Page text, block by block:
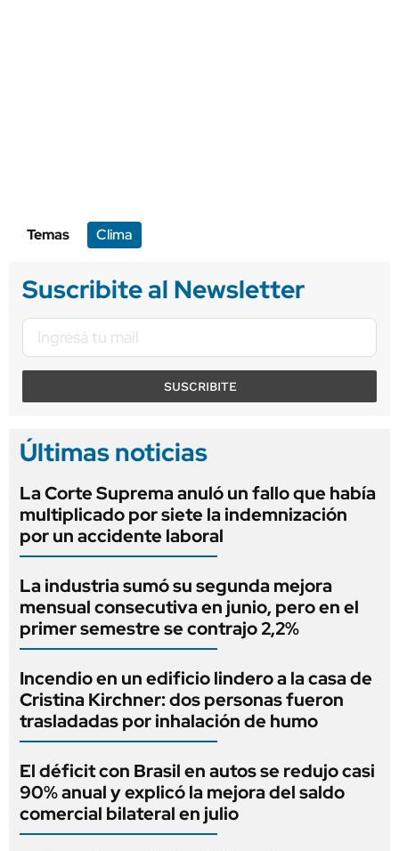
Temas Clima
Suscribite al Newsletter
SUSCRIBITE
Últimas noticias
La Corte Suprema anuló un fallo que había
multiplicado por siete la indemnización
por un accidente laboral
La industria sumó su segunda mejora
mensual consecutiva en junio, pero en el
primer semestre se contrajo 2,2%
Incendio en un edificio lindero a la casa de
Cristina Kirchner: dos personas fueron
trasladadas por inhalación de humo
El déficit con Brasil en autos se redujo casi
90% anual y explicó la mejora del saldo
comercial bilateral en julio